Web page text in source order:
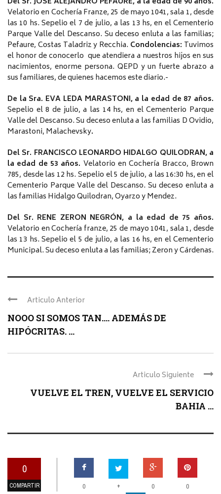
Velatorio en Cochería Franze, 25 de mayo 1041, sala 1, desde
las 10 hs. Sepelio el 7 de julio, a las 13 hs, en el Cementerio
Parque Valle del Descanso. Su deceso enluta a las familias;
Pefaure, Costas Taladriz y Recchia. Condolencias: Tuvimos
el honor de conocerlo que atendiera a nuestros hijos en sus
nacimientos, enorme persona. QEPD y un fuerte abrazo a
sus familiares, de quienes hacemos este diario.-
De la Sra. EVA LEDA MARASTONI, a la edad de 87 años.
Sepelio el 8 de julio, a las 14 hs, en el Cementerio Parque
Valle del Descanso. Su deceso enluta a las familias D Ovidio,
Marastoni, Malachevsky.
Del Sr. FRANCISCO LEONARDO HIDALGO QUILODRAN, a
la edad de 53 años. Velatorio en Cochería Bracco, Brown
785, desde las 12 hs. Sepelio el 5 de julio, a las 16:30 hs, en el
Cementerio Parque Valle del Descanso. Su deceso enluta a
las familias Hidalgo Quilodran, Oyarzo y Mendez.
Del Sr. RENE ZERON NEGRÓN, a la edad de 75 años.
Velatorio en Cochería franze, 25 de mayo 1041, sala 1, desde
las 13 hs. Sepelio el 5 de julio, a las 16 hs, en el Cementerio
Municipal. Su deceso enluta a las familias; Zeron y Cárdenas.
Articulo Anterior
NOOO SI SOMOS TAN…. ADEMÁS DE
HIPÓCRITAS. ...
Articulo Siguiente
VUELVE EL TREN, VUELVE EL SERVICIO
BAHIA ...
0
COMPARTIR 0 + 0 0